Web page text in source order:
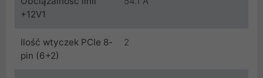
+12V1
Ilość wtyczek PCIe 8-
pin (6+2)
2